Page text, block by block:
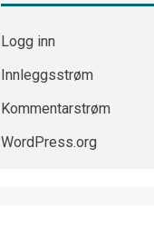
Logg inn
Innleggsstrøm
Kommentarstrøm
WordPress.org